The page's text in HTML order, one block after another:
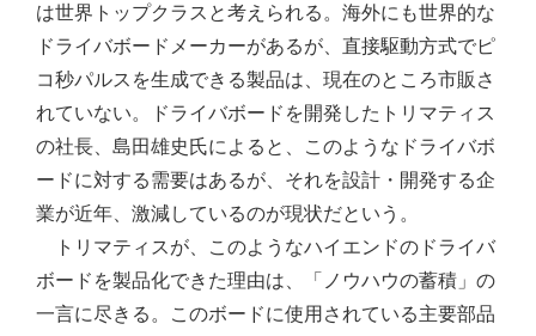
は世界トップクラスと考えられる。海外にも世界的な
ドライバボードメーカーがあるが、直接駆動方式でピ
コ秒パルスを生成できる製品は、現在のところ市販さ
れていない。ドライバボードを開発したトリマティス
の社長、島田雄史氏によると、このようなドライバボ
ードに対する需要はあるが、それを設計・開発する企
業が近年、激減しているのが現状だという。
トリマティスが、このようなハイエンドのドライバ
ボードを製品化できた理由は、「ノウハウの蓄積」の
一言に尽きる。このボードに使用されている主要部品